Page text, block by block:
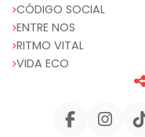
CÓDIGO SOCIAL
ENTRE NOS
RITMO VITAL
VIDA ECO